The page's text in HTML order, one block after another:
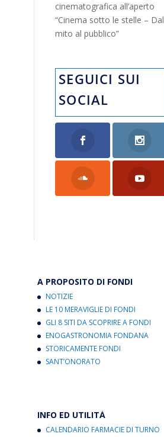
cinematografica all’aperto
“Cinema sotto le stelle – Dal
mito al pubblico”
SEGUICI SUI
SOCIAL
A PROPOSITO DI FONDI
NOTIZIE
LE 10 MERAVIGLIE DI FONDI
GLI 8 SITI DA SCOPRIRE A FONDI
ENOGASTRONOMIA FONDANA
STORICAMENTE FONDI
SANT’ONORATO
INFO ED UTILITÀ
CALENDARIO FARMACIE DI TURNO